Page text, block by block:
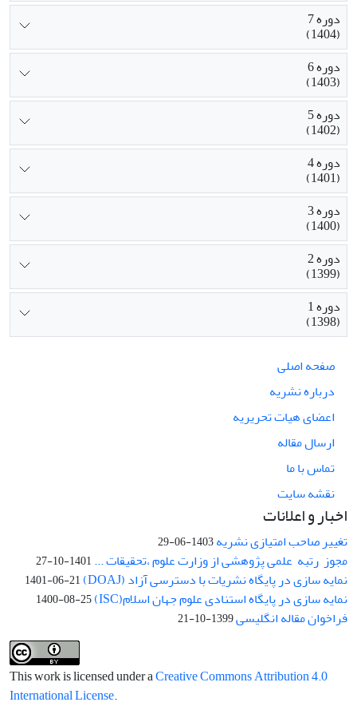
دوره 7
(1404)
دوره 6
(1403)
دوره 5
(1402)
دوره 4
(1401)
دوره 3
(1400)
دوره 2
(1399)
دوره 1
(1398)
صفحه اصلی
درباره نشریه
اعضای هیات تحریریه
ارسال مقاله
تماس با ما
نقشه سایت
اخبار و اعلانات
تغییر صاحب امتیازی نشریه1403-06-29
مجوز رتبه علمی پژوهشی از وزارت علوم ،تحقیقات ...1401-10-27
نمایه سازی در پایگاه نشریات با دسترسی آزاد (DOAJ) 1401-06-21
نمایه سازی در پایگاه استنادی علوم جهان اسلام(ISC) 1400-08-25
فراخوان مقاله انگلیسی1399-10-21
This work is licensed under aCreative Commons Attribution 4.0
International License.